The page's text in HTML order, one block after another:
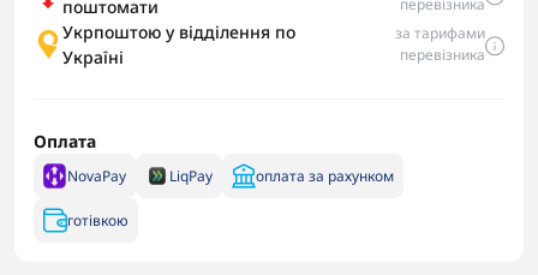
поштомати
перевізника
Укрпоштою у відділення по
Україні
за тарифами
перевізника
Оплата
NovaPay LiqPay оплата за рахунком
готівкою